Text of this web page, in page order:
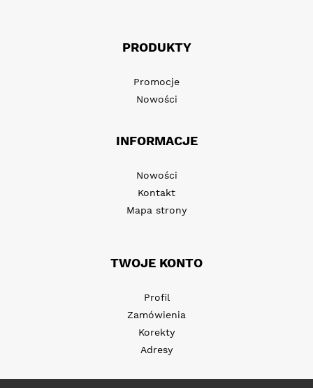
PRODUKTY
Promocje
Nowości
INFORMACJE
Nowości
Kontakt
Mapa strony
TWOJE KONTO
Profil
Zamówienia
Korekty
Adresy